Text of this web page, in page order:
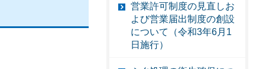
営業許可制度の見直しお
よび営業届出制度の創設
について（令和3年6月1
日施行）